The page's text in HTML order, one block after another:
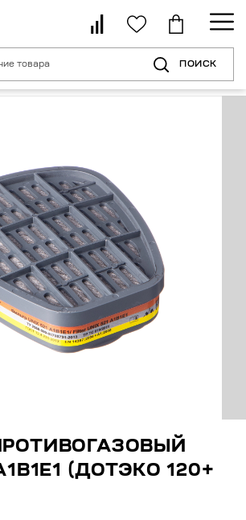
ПОИСК
Средства индивидуальной защиты
(ДОТЭКО 120+